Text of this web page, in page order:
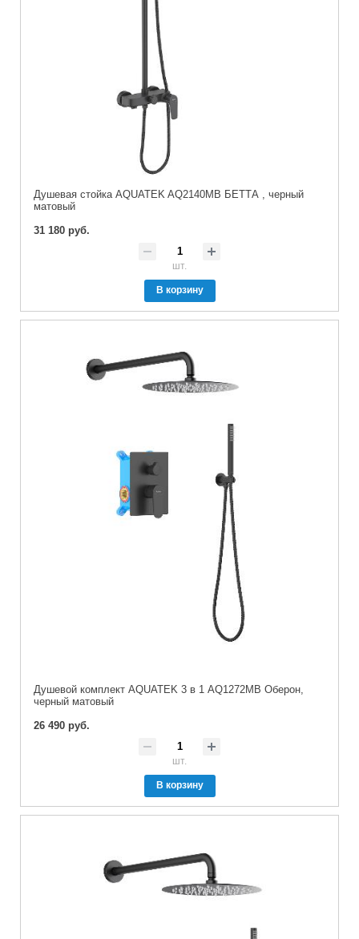
Душевая стойка AQUATEK AQ2140MB БЕТТА , черный
матовый
31 180 руб.
шт.
В корзину
Душевой комплект AQUATEK 3 в 1 AQ1272MB Оберон,
черный матовый
26 490 руб.
шт.
В корзину